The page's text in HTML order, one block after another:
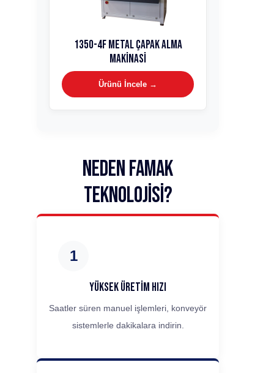
1350-4F Metal Çapak Alma
Makinasi
Ürünü İncele →
Neden Famak
Teknolojisi?
1
Yüksek Üretim Hızı
Saatler süren manuel işlemleri, konveyör
sistemlerle dakikalara indirin.